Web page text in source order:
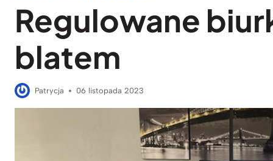
Regulowane
blatem
Patrycja 06 listopada 2023